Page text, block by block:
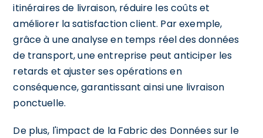
itinéraires de livraison, réduire les coûts et
améliorer la satisfaction client. Par exemple,
grâce à une analyse en temps réel des données
de transport, une entreprise peut anticiper les
retards et ajuster ses opérations en
conséquence, garantissant ainsi une livraison
ponctuelle.
De plus, l'impact de la Fabric des Données sur le